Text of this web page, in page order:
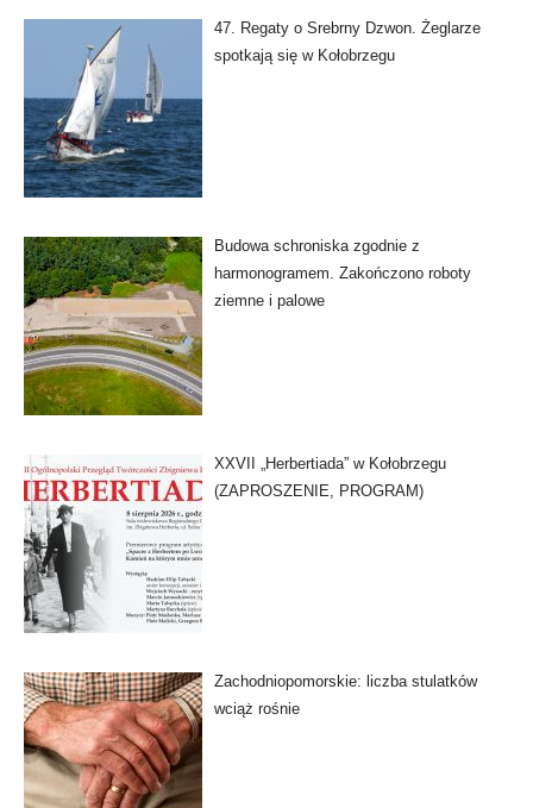
47. Regaty o Srebrny Dzwon. Żeglarze
spotkają się w Kołobrzegu
Budowa schroniska zgodnie z
harmonogramem. Zakończono roboty
ziemne i palowe
XXVII „Herbertiada” w Kołobrzegu
(ZAPROSZENIE, PROGRAM)
Zachodniopomorskie: liczba stulatków
wciąż rośnie